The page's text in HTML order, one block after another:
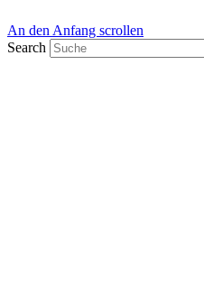
An den Anfang scrollen
Search